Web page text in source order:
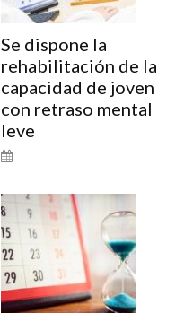
Se dispone la
rehabilitación de la
capacidad de joven
con retraso mental
leve